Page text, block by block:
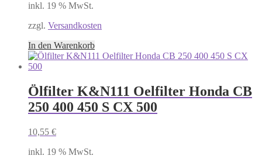
inkl. 19 % MwSt.
zzgl. Versandkosten
In den Warenkorb
Ölfilter K&N111 Oelfilter Honda CB
250 400 450 S CX 500
10,55 €
inkl. 19 % MwSt.